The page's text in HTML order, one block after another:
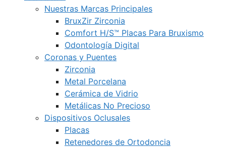
Nuestras Marcas Principales
BruxZir Zirconia
Comfort H/S™ Placas Para Bruxismo
Odontología Digital
Coronas y Puentes
Zirconia
Metal Porcelana
Cerámica de Vidrio
Metálicas No Precioso
Dispositivos Oclusales
Placas
Retenedores de Ortodoncia